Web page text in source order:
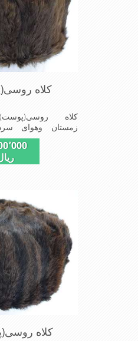
کلاه
کلاه
زمستان وهوای
سایز)وجنس
طبیی(خَز)تهیه
سردزمستانی
روگرم نگاه می دارد
کلاه